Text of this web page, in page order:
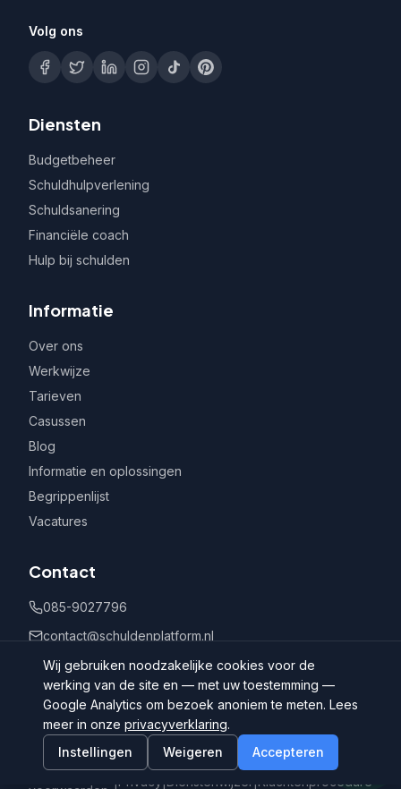
Volg ons
Diensten
Budgetbeheer
Schuldhulpverlening
Schuldsanering
Financiële coach
Hulp bij schulden
Informatie
Over ons
Werkwijze
Tarieven
Casussen
Blog
Informatie en oplossingen
Begrippenlijst
Vacatures
Contact
085-9027796
contact@schuldenplatform.nl
Postbus 802, 7400 AV Deventer
©
Schuldenplatform.nl
Algemene
|Privacy |Dienstenwijzer |Klachtenprocedure
Wij gebruiken noodzakelijke cookies voor de
werking van de site en — met uw toestemming —
Google Analytics om bezoek anoniem te meten. Lees
meer in onze privacyverklaring.
Instellingen
Weigeren Accepteren